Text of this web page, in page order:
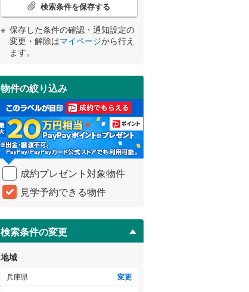
条
件
受
け
取
る
・
条
件
を
イ
ペ
ジ
に
保
存
す
る
検索条件を保存する
保存した条件の確認・通知設定の
変更・解除はマイページから行え
ます。
物件の絞り込み
成約プレゼント対象物件
見学予約できる物件
検索条件の変更
地域
兵庫県 変更
美方郡香美町(0)